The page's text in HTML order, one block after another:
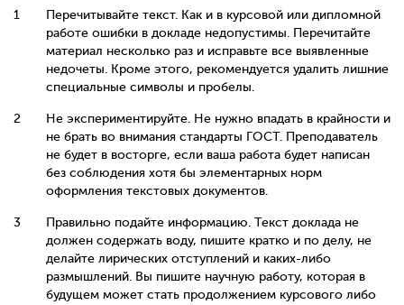
Перечитывайте текст. Как и в курсовой или дипломной
работе ошибки в докладе недопустимы. Перечитайте
материал несколько раз и исправьте все выявленные
недочеты. Кроме этого, рекомендуется удалить лишние
специальные символы и пробелы.
Не экспериментируйте. Не нужно впадать в крайности и
не брать во внимания стандарты ГОСТ. Преподаватель
не будет в восторге, если ваша работа будет написан
без соблюдения хотя бы элементарных норм
оформления текстовых документов.
Правильно подайте информацию. Текст доклада не
должен содержать воду, пишите кратко и по делу, не
делайте лирических отступлений и каких-либо
размышлений. Вы пишите научную работу, которая в
будущем может стать продолжением курсового либо